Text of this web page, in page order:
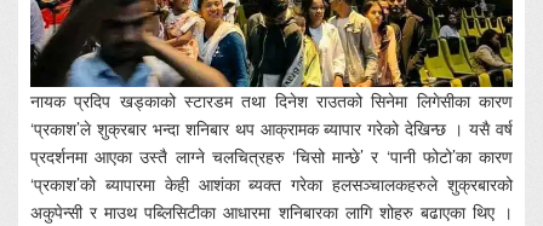
नायक प्रदिप खड्काको स्टारडम तथा दिनेश राउतको सिनेमा लिगेसीका कारण
‘प्रकाश’ले शुक्रबार भन्दा शनिबार थप आक्रामक ब्यापार गरेको देखिन्छ । यसै वर्ष
प्रदर्शनमा आएका उस्तै लाग्ने चलचित्रहरु ‘चिसो मान्छे’ र ‘पानी फोटो’का कारण
‘प्रकाश’को ब्यापारमा केही आशंका ब्यक्त गरेका हलसञ्चालकहरुले शुक्रबारको
अकुपेन्सी र माउथ पब्लिसिटीका आधारमा शनिबारका लागि शोहरु बढाएका थिए ।